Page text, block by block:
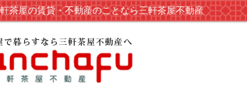
茶屋の賃貸・不動産のことなら三軒茶屋不動産